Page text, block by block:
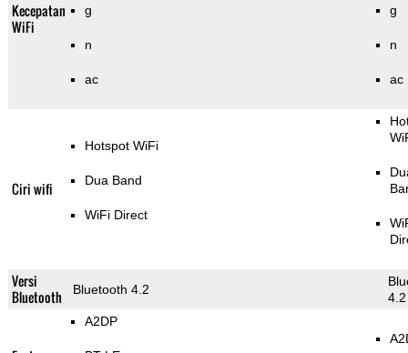
Kecepatan
WiFi
g
n
ac
g
n
ac
Ciri wifi
Hotspot WiFi
Dua Band
WiFi Direct
Versi
Bluetooth
Bluetooth 4.2
4.2
A2DP